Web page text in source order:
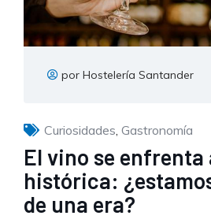
por Hostelería Santander
Curiosidades Gastronomía
El vino se
histórica:
de una era?